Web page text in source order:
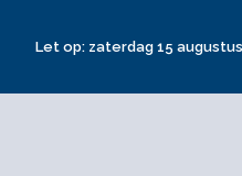
Let op: zaterdag 15